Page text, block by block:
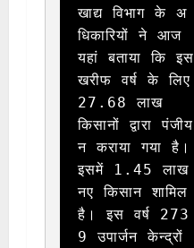
खाद्य विभाग के अ
धिकारियों ने आज
यहां बताया कि इस
खरीफ वर्ष के लिए
27.68 लाख
किसानों द्वारा पंजीय
न कराया गया है।
इसमें 1.45 लाख
नए किसान शामिल
है। इस वर्ष 273
9 उपार्जन केन्द्रों